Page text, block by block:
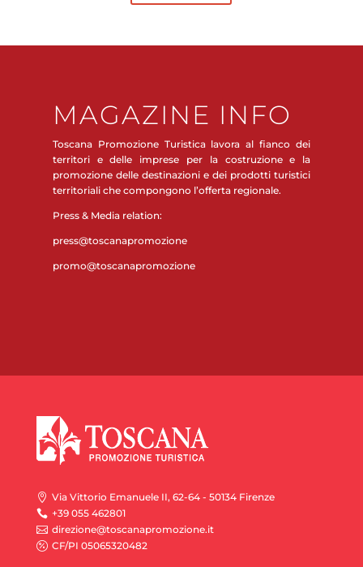
MAGAZINE INFO
Toscana Promozione Turistica lavora al fianco dei
territori e delle imprese per la costruzione e la
promozione delle destinazioni e dei prodotti turistici
territoriali che compongono l’offerta regionale.
Press & Media relation:
press@toscanapromozione
promo@toscanapromozione
 Via Vittorio Emanuele II, 62-64 - 50134 Firenze
 +39 055 462801
 direzione@toscanapromozione.it
 CF/PI 05065320482